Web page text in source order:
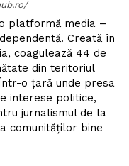
platformă media –
Creată în
coagulează 44 de
din teritoriul
o țară unde presa
interese politice,
jurnalismul de la
comunităților bine